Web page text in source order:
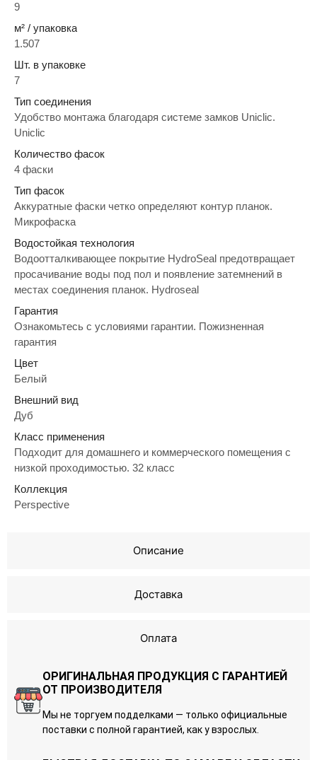
Описание
Доставка
Оплата
9
м² / упаковка
1.507
Шт. в упаковке
7
Тип соединения
Удобство монтажа благодаря системе замков Uniclic.
Uniclic
Количество фасок
4 фаски
Тип фасок
Аккуратные фаски четко определяют контур планок.
Микрофаска
Водостойкая технология
Водоотталкивающее покрытие HydroSeal предотвращает
просачивание воды под пол и появление затемнений в
местах соединения планок. Hydroseal
Гарантия
Ознакомьтесь с условиями гарантии. Пожизненная
гарантия
Цвет
Белый
Внешний вид
Дуб
Класс применения
Подходит для домашнего и коммерческого помещения с
низкой проходимостью. 32 класс
Коллекция
Perspective
ОРИГИНАЛЬНАЯ ПРОДУКЦИЯ С ГАРАНТИЕЙ
ОТ ПРОИЗВОДИТЕЛЯ
Мы не торгуем подделками — только официальные
поставки с полной гарантией, как у взрослых.